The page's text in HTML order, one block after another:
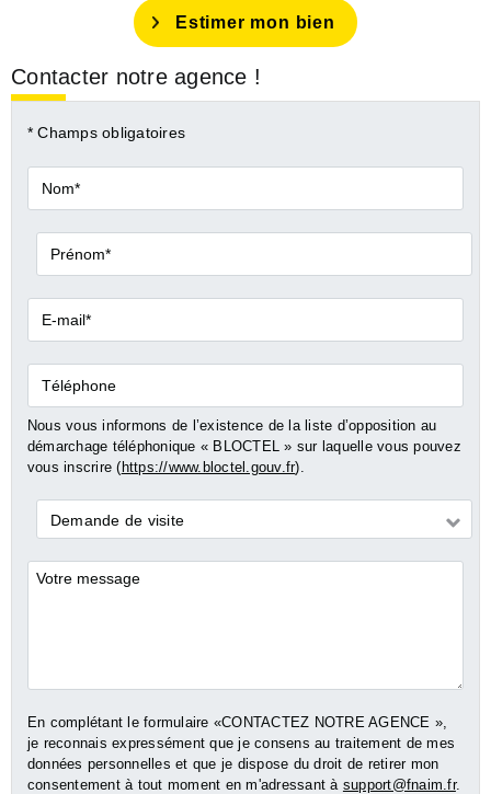
Estimer mon bien
Contacter notre agence !
* Champs obligatoires
Nom*
Prénom*
E-
mail*
Téléphone
Nous vous informons de l’existence de la liste d’opposition au
démarchage téléphonique « BLOCTEL » sur laquelle vous pouvez
vous inscrire (https://www.bloctel.gouv.fr).
Demande
*
Demande de visite
Commentaires
En complétant le formulaire «CONTACTEZ NOTRE AGENCE »,
je reconnais expressément que je consens au traitement de mes
données personnelles et que je dispose du droit de retirer mon
consentement à tout moment en m'adressant à support@fnaim.fr.